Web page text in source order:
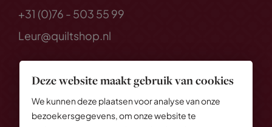
Deze website maakt gebruik van cookies
We kunnen deze plaatsen voor analyse van onze
bezoekersgegevens, om onze website te
+31 (0)76 - 503 55 99
Leur@quiltshop.nl